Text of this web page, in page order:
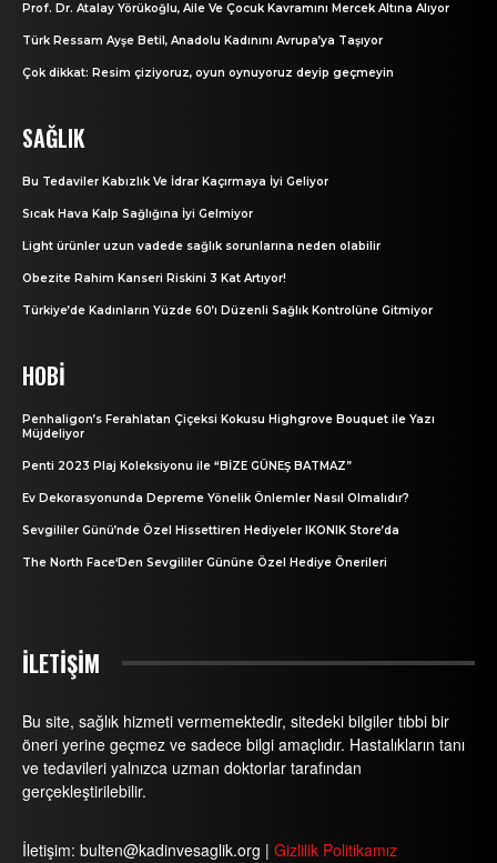
Prof. Dr. Atalay Yörükoğlu, Aile Ve Çocuk Kavramını Mercek Altına Alıyor
Türk Ressam Ayşe Betil, Anadolu Kadınını Avrupa’ya Taşıyor
Çok dikkat: Resim çiziyoruz, oyun oynuyoruz deyip geçmeyin
SAĞLIK
Bu Tedaviler Kabızlık Ve İdrar Kaçırmaya İyi Geliyor
Sıcak Hava Kalp Sağlığına İyi Gelmiyor
Light ürünler uzun vadede sağlık sorunlarına neden olabilir
Obezite Rahim Kanseri Riskini 3 Kat Artıyor!
Türkiye’de Kadınların Yüzde 60’ı Düzenli Sağlık Kontrolüne Gitmiyor
HOBI
Penhaligon’s Ferahlatan Çiçeksi Kokusu Highgrove Bouquet ile Yazı
Müjdeliyor
Penti 2023 Plaj Koleksiyonu ile “BİZE GÜNEŞ BATMAZ”
Ev Dekorasyonunda Depreme Yönelik Önlemler Nasıl Olmalıdır?
Sevgililer Günü’nde Özel Hissettiren Hediyeler IKONIK Store’da
The North Face‘Den Sevgililer Gününe Özel Hediye Önerileri
İLETİŞİM
Bu site, sağlık hizmeti vermemektedir, sitedeki bilgiler tıbbi bir
öneri yerine geçmez ve sadece bilgi amaçlıdır. Hastalıkların tanı
ve tedavileri yalnızca uzman doktorlar tarafından
gerçekleştirilebilir.
İletişim: bulten@kadinvesaglik.org | Gizlilik Politikamız